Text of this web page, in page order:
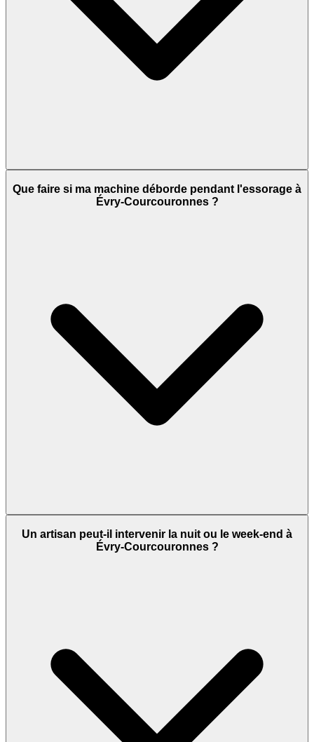
Que faire si ma machine déborde pendant l'essorage à
Évry-Courcouronnes ?
Un artisan peut-il intervenir la nuit ou le week-end à
Évry-Courcouronnes ?